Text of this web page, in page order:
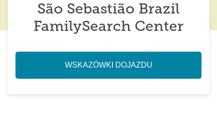
São Sebastião Brazil
FamilySearch Center
WSKAZÓWKI DOJAZDU